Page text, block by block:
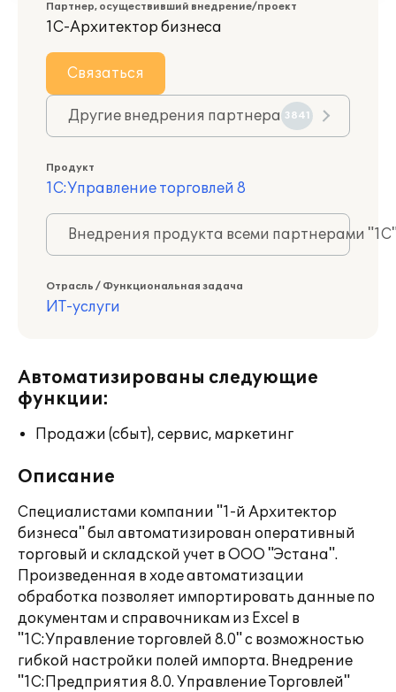
Партнер, осуществивший внедрение/проект
1С-Архитектор бизнеса
Связаться
Другие внедрения партнера 3841
Продукт
1С:Управление торговлей 8
Внедрения продукта всеми партнерами
Отрасль / Функциональная задача
ИТ-услуги
Автоматизированы следующие
функции:
Продажи (сбыт), сервис, маркетинг
Описание
Специалистами компании "1-й Архитектор
бизнеса" был автоматизирован оперативный
торговый и складской учет в ООО "Эстана".
Произведенная в ходе автоматизации
обработка позволяет импортировать данные по
документам и справочникам из Excel в
"1С:Управление торговлей 8.0" с возможностью
гибкой настройки полей импорта. Внедрение
"1С:Предприятия 8.0. Управление Торговлей"